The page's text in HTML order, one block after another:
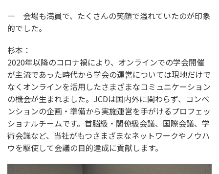
― 会場も満員で、たくさんの笑顔で溢れていたのが印象
的でした。
杉本：
2020年以降のコロナ禍により、オンラインでの学会開催
が主流であった時代から学会の運営については現地だけで
なくオンラインを活用したさまざまなコミュニケーション
の機会が生まれました。JCDは国内外に関わらず、コンベ
ンションの企画・準備から実施運営を手がけるプロフェッ
ショナルチームです。首脳級・閣僚級会議、国際会議、学
術会議など、当社がもつさまざまなネットワークやノウハ
ウを駆使して会議の目的達成に貢献します。